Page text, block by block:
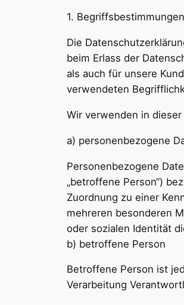
1. Begriffsbestimmungen
Die
beim Erlass der
als auch für unsere
verwendeten
Wir verwenden in
a) personenbezogene
Personenbezogene
„betroffene Person“)
Zuordnung zu einer
mehreren besonderen
oder sozialen Identität
b) betroffene Person
Betroffene Person ist
Verarbeitung